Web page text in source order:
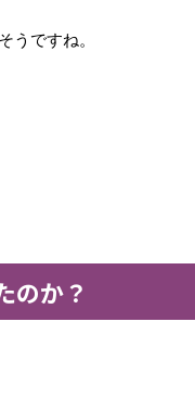
ですね。
のか？